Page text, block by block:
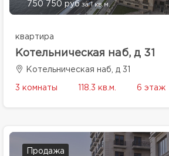
750 750 руб за 1 кв.м.
квартира
Котельническая наб, д 31
Котельническая наб, д 31
3 комнаты 118.3 кв.м. 6 этаж
Продажа